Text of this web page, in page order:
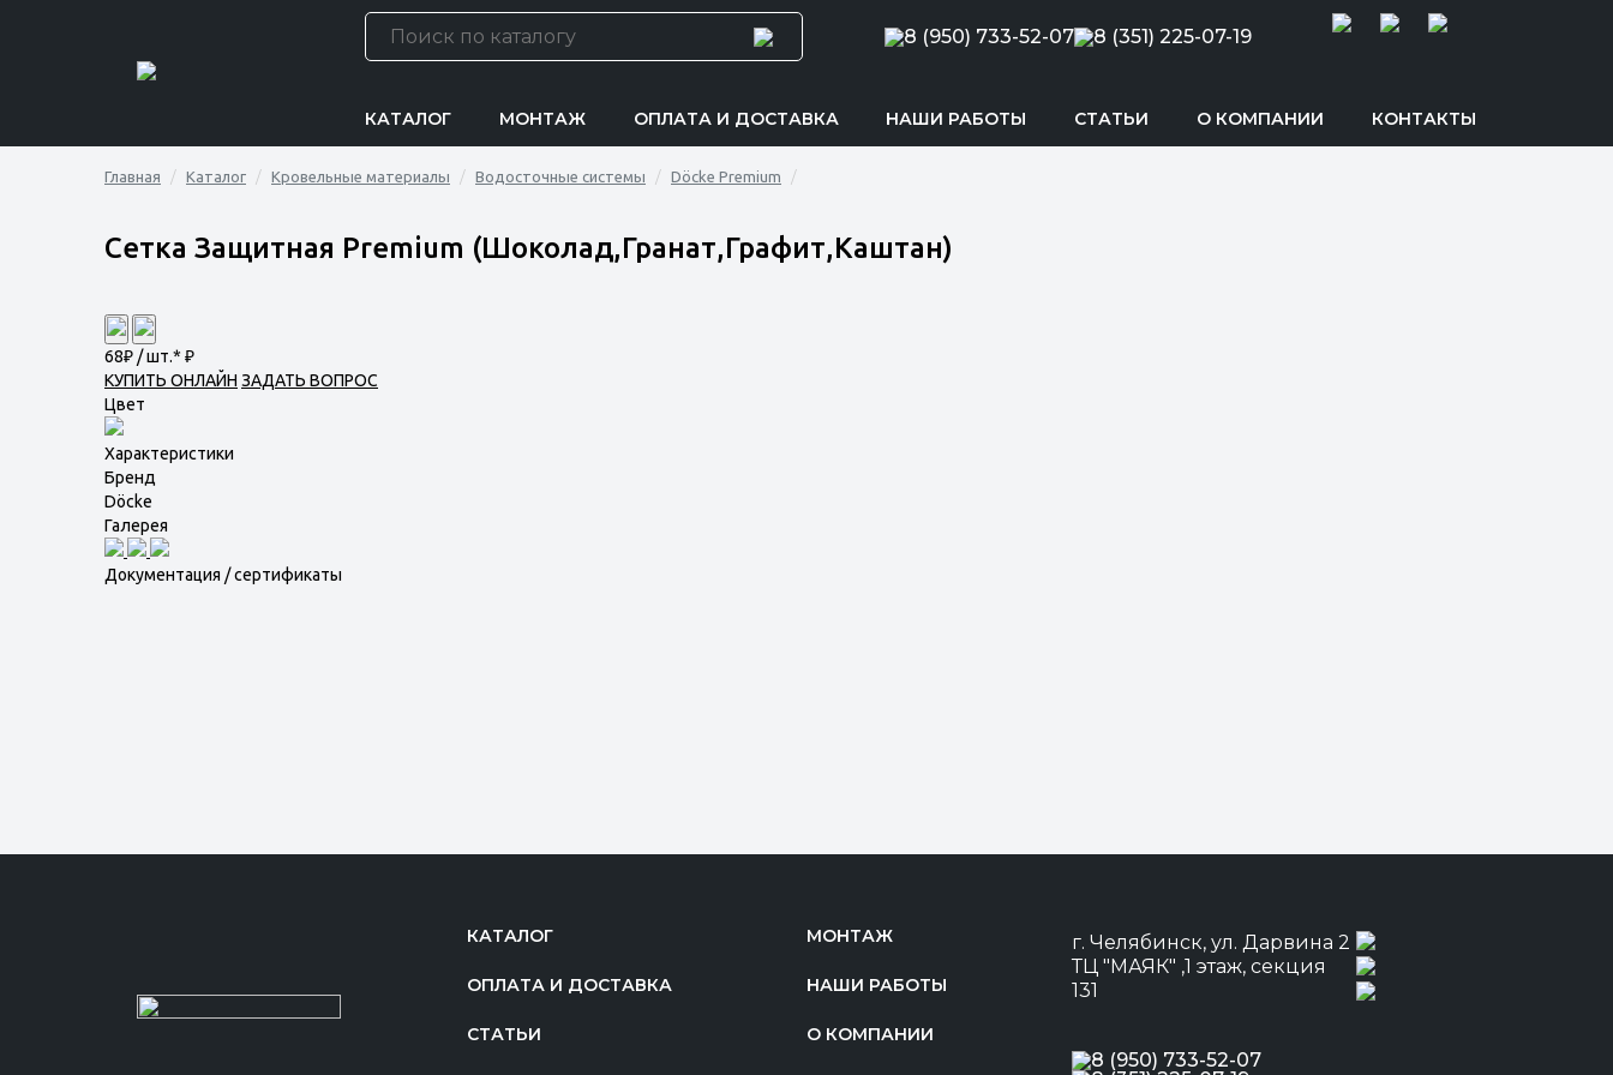
8 (950) 733-52-07 8 (351) 225-07-19
КАТАЛОГ МОНТАЖ ОПЛАТА И ДОСТАВКА НАШИ РАБОТЫ СТАТЬИ О КОМПАНИИ КОНТАКТЫ
Главная Каталог Кровельные материалы Водосточные системы Döcke Premium
Сетка Защитная Premium (Шоколад,Гранат,Графит,Каштан)
68₽ / шт.* ₽
КУПИТЬ ОНЛАЙН ЗАДАТЬ ВОПРОС
Цвет
Характеристики
Бренд
Döcke
Галерея
Документация / сертификаты
КАТАЛОГ МОНТАЖ
ОПЛАТА И ДОСТАВКА НАШИ РАБОТЫ
СТАТЬИ О КОМПАНИИ
г. Челябинск, ул. Дарвина 2
ТЦ "МАЯК" ,1 этаж, секция
131
8 (950) 733-52-07